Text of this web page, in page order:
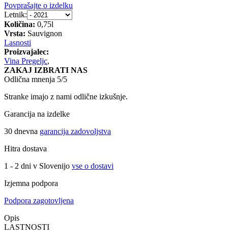
Povprašajte o izdelku
Letnik:
Količina: 0,75l
Vrsta: Sauvignon
Lasnosti
Proizvajalec:
Vina Pregeljc,
ZAKAJ IZBRATI NAS
Odlična mnenja 5/5
Stranke imajo z nami odlične izkušnje.
Garancija na izdelke
30 dnevna garancija zadovoljstva
Hitra dostava
1 - 2 dni v Slovenijo vse o dostavi
Izjemna podpora
Podpora zagotovljena
Opis
LASTNOSTI